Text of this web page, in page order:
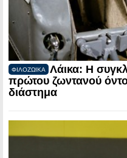
ΦΙΛΟΖΩΙΚΑ
Λάικα: Η
πρώτου ζωντανού
διάστημα